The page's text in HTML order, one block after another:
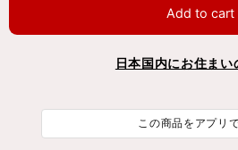
Add to cart
日本国内にお住まい
この商品をアプリ